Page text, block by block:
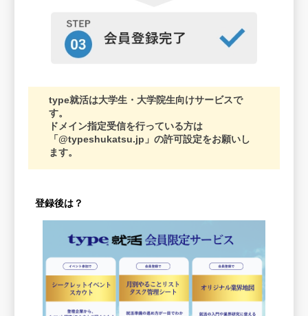
type就活は大学生・大学院生向けサービスで
す。
ドメイン指定受信を行っている方は
「@typeshukatsu.jp」の許可設定をお願いし
ます。
登録後は？